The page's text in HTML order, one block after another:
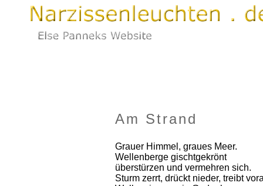
Am Strand
Grauer Himmel, graues Meer.
Wellenberge gischtgekrönt
überstürzen und vermehren sich.
Sturm zerrt, drückt nieder, treibt